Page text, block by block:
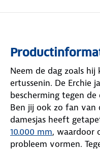
Neem de dag zoals
ertussenin. De Erchie
bescherming tegen
Ben jij ook zo fan van
damesjas heeft
10.000 mm, waardoor
probleem vormen.